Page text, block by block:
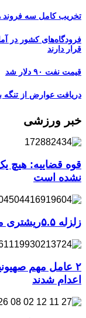
تخریب کامل سه فروند هواپیمای «اِف
فرودگاه‌های کشور در
قرار دارند
قیمت نفت ۹۰ دلار شد
دریافت عوارض از تنگه
خبر ورزشی
قوه قضاییه: هیچ
نشده است
زلزله ۵.۵ریشتری مصر و فلسطین را لرزاند
اعدام شدند